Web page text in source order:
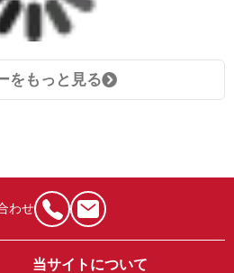
をもっと見る
わせ
当サイトについて